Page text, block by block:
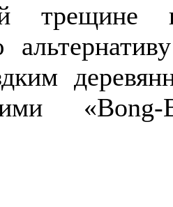
трещине